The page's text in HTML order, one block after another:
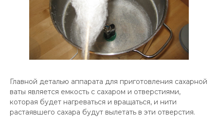
Главной деталью аппарата для приготовления сахарной
ваты является емкость с сахаром и отверстиями,
которая будет нагреваться и вращаться, и нити
растаявшего сахара будут вылетать в эти отверстия.